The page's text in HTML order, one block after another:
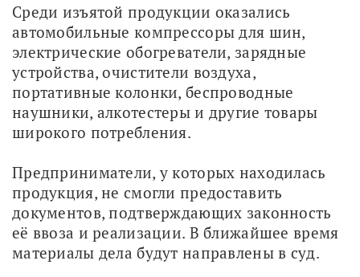
Среди изъятой продукции оказались
автомобильные компрессоры для шин,
электрические обогреватели, зарядные
устройства, очистители воздуха,
портативные колонки, беспроводные
наушники, алкотестеры и другие товары
широкого потребления.
Предприниматели, у которых находилась
продукция, не смогли предоставить
документов, подтверждающих законность
её ввоза и реализации. В ближайшее время
материалы дела будут направлены в суд.